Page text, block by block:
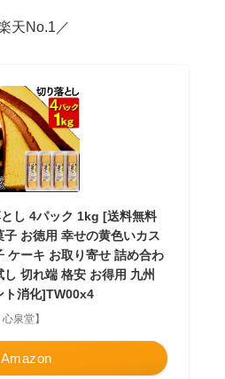
天No.1／
し 4パック 1kg [送料無料
お徳用 幸せの黄色いカス
ケーキ お取り寄せ 詰め合わ
切れ端 格安 お得用 九州
ト消化]TW00x4
泉堂】
Amazon